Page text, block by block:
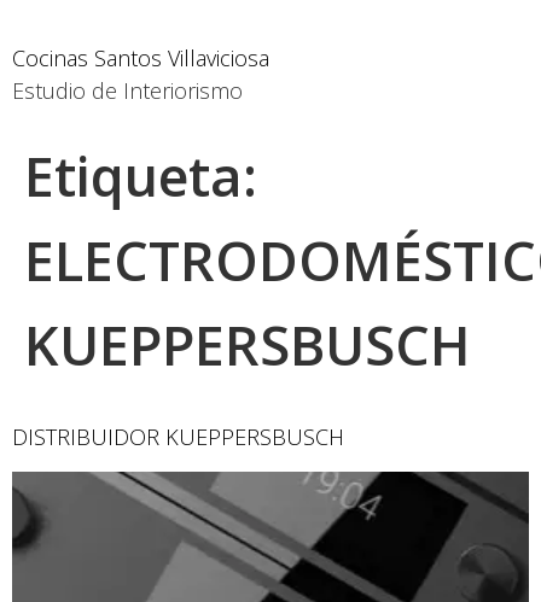
Cocinas Santos Villaviciosa
Estudio de Interiorismo
Etiqueta:
KUEPPERSBUSCH
DISTRIBUIDOR KUEPPERSBUSCH